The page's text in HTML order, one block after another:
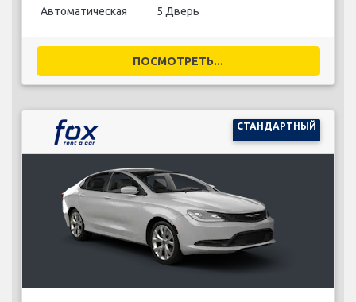
Автоматическая 5 Дверь
ПОСМОТРЕТЬ...
СТАНДАРТНЫЙ